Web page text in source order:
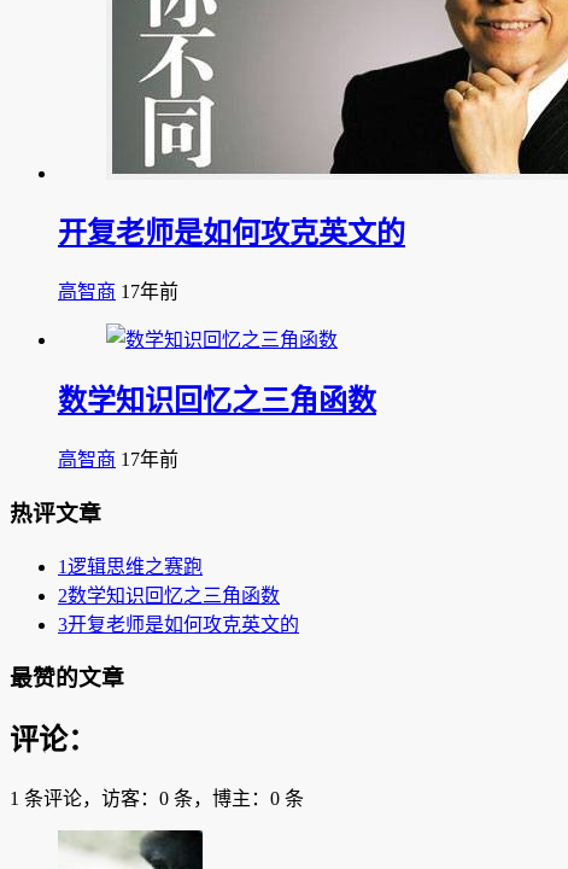
开复老师是如何攻克英文的
高智商 17年前
数学知识回忆之三角函数
高智商 17年前
热评文章
1逻辑思维之赛跑
2数学知识回忆之三角函数
3开复老师是如何攻克英文的
最赞的文章
评论：
1 条评论，访客：0 条，博主：0 条